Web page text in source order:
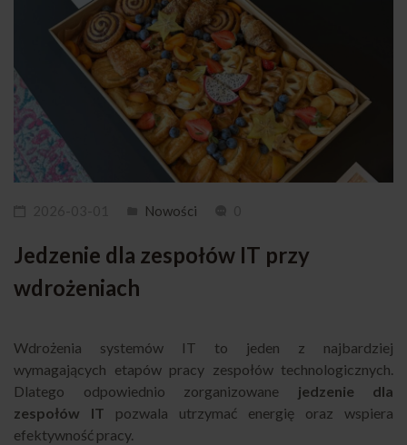
Nowości
Jedzenie dla zespołów IT przy
wdrożeniach
Wdrożenia systemów IT to jeden z najbardziej
wymagających etapów pracy zespołów technologicznych.
Dlatego odpowiednio zorganizowane jedzenie dla
zespołów IT pozwala utrzymać energię oraz wspiera
efektywność pracy.